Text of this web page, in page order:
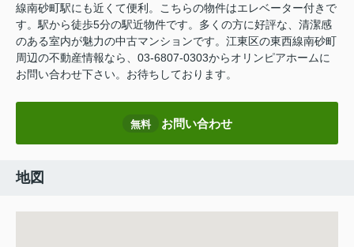
線南砂町駅にも近くて便利。こちらの物件はエレベーター付きで
す。駅から徒歩5分の駅近物件です。多くの方に好評な、清潔感
のある室内が魅力の中古マンションです。江東区の東西線南砂町
周辺の不動産情報なら、03-6807-0303からオリンピアホームに
お問い合わせ下さい。お待ちしております。
無料 お問い合わせ
地図